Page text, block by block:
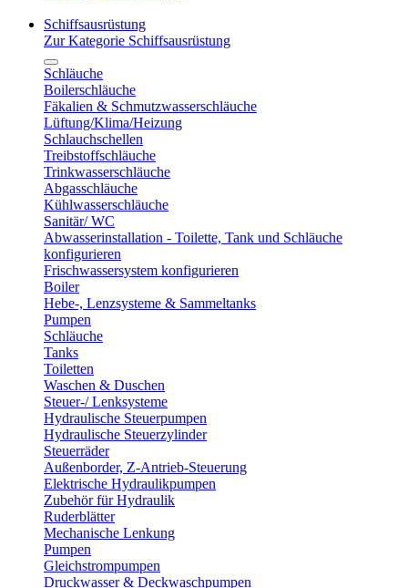
Schiffsausrüstung
Zur Kategorie Schiffsausrüstung
Schläuche
Boilerschläuche
Fäkalien & Schmutzwasserschläuche
Lüftung/Klima/Heizung
Schlauchschellen
Treibstoffschläuche
Trinkwasserschläuche
Abgasschläuche
Kühlwasserschläuche
Sanitär/ WC
Abwasserinstallation - Toilette, Tank und Schläuche
konfigurieren
Frischwassersystem konfigurieren
Boiler
Hebe-, Lenzsysteme & Sammeltanks
Pumpen
Schläuche
Tanks
Toiletten
Waschen & Duschen
Steuer-/ Lenksysteme
Hydraulische Steuerpumpen
Hydraulische Steuerzylinder
Steuerräder
Außenborder, Z-Antrieb-Steuerung
Elektrische Hydraulikpumpen
Zubehör für Hydraulik
Ruderblätter
Mechanische Lenkung
Pumpen
Gleichstrompumpen
Druckwasser & Deckwaschpumpen